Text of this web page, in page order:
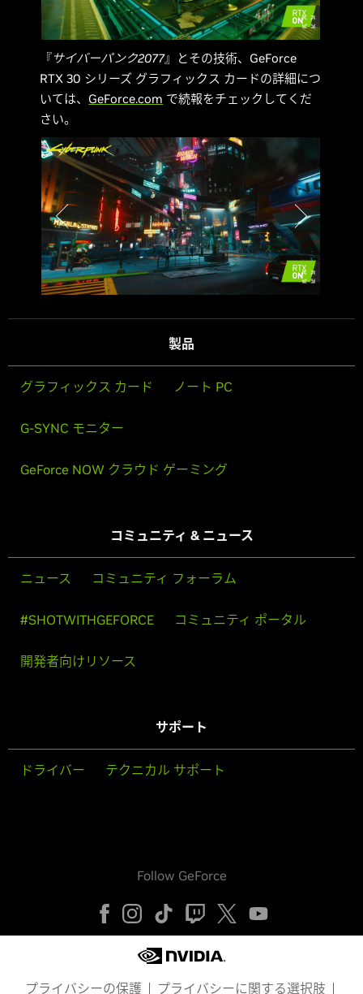
『サイバーパンク2077』とその技術、GeForce
RTX 30 シリーズ グラフィックス カードの詳細につ
いては、 GeForce.com で続報をチェックしてくだ
さい。
製品
グラフィックス カード ノート PC
G-SYNC モニター
GeForce NOW クラウド ゲーミング
コミュニティ & ニュース
ニュース コミュニティ フォーラム
#SHOTWITHGEFORCE コミュニティ ポータル
開発者向けリソース
サポート
ドライバー テクニカル サポート
Follow GeForce
プライバシーの保護 プライバシーに関する選択肢